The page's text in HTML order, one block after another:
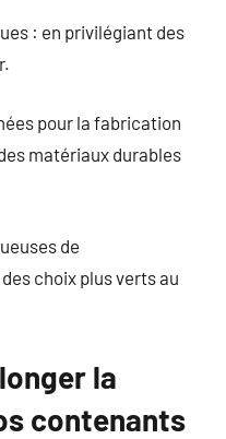
: en privilégiant des
pour la fabrication
matériaux durables
de
choix plus verts au
la
contenants